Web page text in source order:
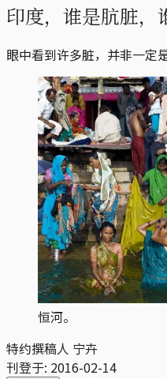
印度，谁是肮脏，
眼中看到许多脏，并非一定
恒河。
特约撰稿人 宁卉
刊登于: 2016-02-14